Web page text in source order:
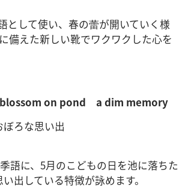
として使い、春の蕾が開いていく様
備えた新しい靴でワクワクした心を
blossom on pond a dim memory
ろな思い出
語に、5月のこどもの日を池に落ちた
出している特徴が詠めます。